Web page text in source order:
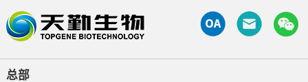
症状。经过多轮分子工程优化，9MW5211展现出
优异的靶点选择性，在实现高效阻断的同时，显
著降低了非特异性结合风险，确保其对高表达靶
点蛋白的致病性细胞实现深度清除。其独特...
循FDA、OECD和NMPA的GLP规范，高质量、高
效率完成了试验，为项目获得FDA许可奠定了扎
全6MW5311基于迈威生物自有的T Cell Engager
非临床研究评价和大动物试验领域所积累的专业
能力表示充分肯定，勉励企业继续扎根湖北，秉
承工匠精神深耕细作，坚定不移地进一步做优做
强。部长指出，民营企业要抢抓当前产业升级的
总部